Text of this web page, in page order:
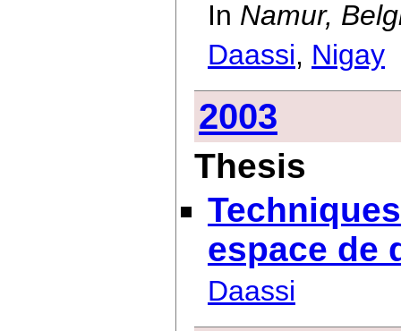
In Namur,
Daassi, Nigay
2003
Thesis
espace de
Daassi